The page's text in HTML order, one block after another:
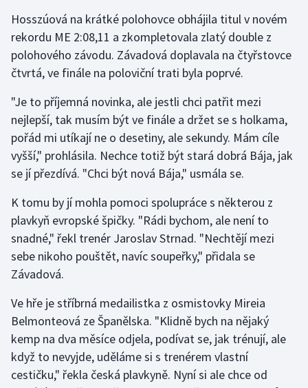
Hosszúová na krátké polohovce obhájila titul v novém
rekordu ME 2:08,11 a zkompletovala zlatý double z
polohového závodu. Závadová doplavala na čtyřstovce
čtvrtá, ve finále na poloviční trati byla poprvé.
"Je to příjemná novinka, ale jestli chci patřit mezi
nejlepší, tak musím být ve finále a držet se s holkama,
pořád mi utíkají ne o desetiny, ale sekundy. Mám cíle
vyšší," prohlásila. Nechce totiž být stará dobrá Bája, jak
se jí přezdívá. "Chci být nová Bája," usmála se.
K tomu by jí mohla pomoci spolupráce s některou z
plavkyň evropské špičky. "Rádi bychom, ale není to
snadné," řekl trenér Jaroslav Strnad. "Nechtějí mezi
sebe nikoho pouštět, navíc soupeřky," přidala se
Závadová.
Ve hře je stříbrná medailistka z osmistovky Mireia
Belmonteová ze Španělska. "Klidně bych na nějaký
kemp na dva měsíce odjela, podívat se, jak trénují, ale
když to nevyjde, uděláme si s trenérem vlastní
cestičku," řekla česká plavkyně. Nyní si ale chce od